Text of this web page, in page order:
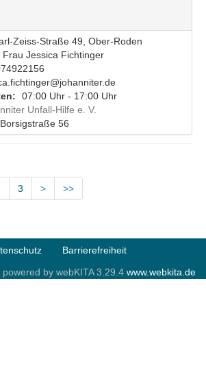
Zeiss-Straße 49, Ober-Roden
Frau Jessica Fichtinger
07:00 Uhr - 17:00 Uhr
Unfall-Hilfe e. V.
Borsigstraße 56
3 > >>
Barrierefreiheit
powered by webKITA 3.29.4 www.webkita.de